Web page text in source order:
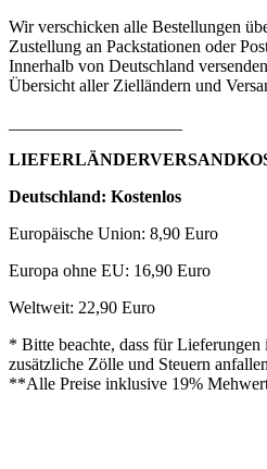
Wir verschicken alle Bestellungen
Zustellung an Packstationen oder
Innerhalb von Deutschland
Übersicht aller Zielländern und
Deutschland: Kostenlos
Europäische Union: 8,90 Euro
Europa ohne EU: 16,90 Euro
Weltweit: 22,90 Euro
* Bitte beachte, dass für
zusätzliche Zölle und Steuern
**Alle Preise inklusive 19%